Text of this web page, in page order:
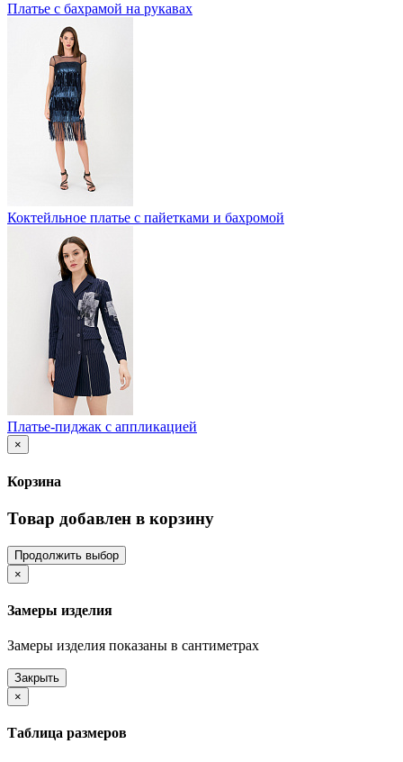
Платье с бахрамой на рукавах
Коктейльное платье с пайетками и бахромой
Платье-пиджак с аппликацией
×
Корзина
Товар добавлен в корзину
Продолжить выбор
×
Замеры изделия
Замеры изделия показаны в сантиметрах
Закрыть
×
Таблица размеров